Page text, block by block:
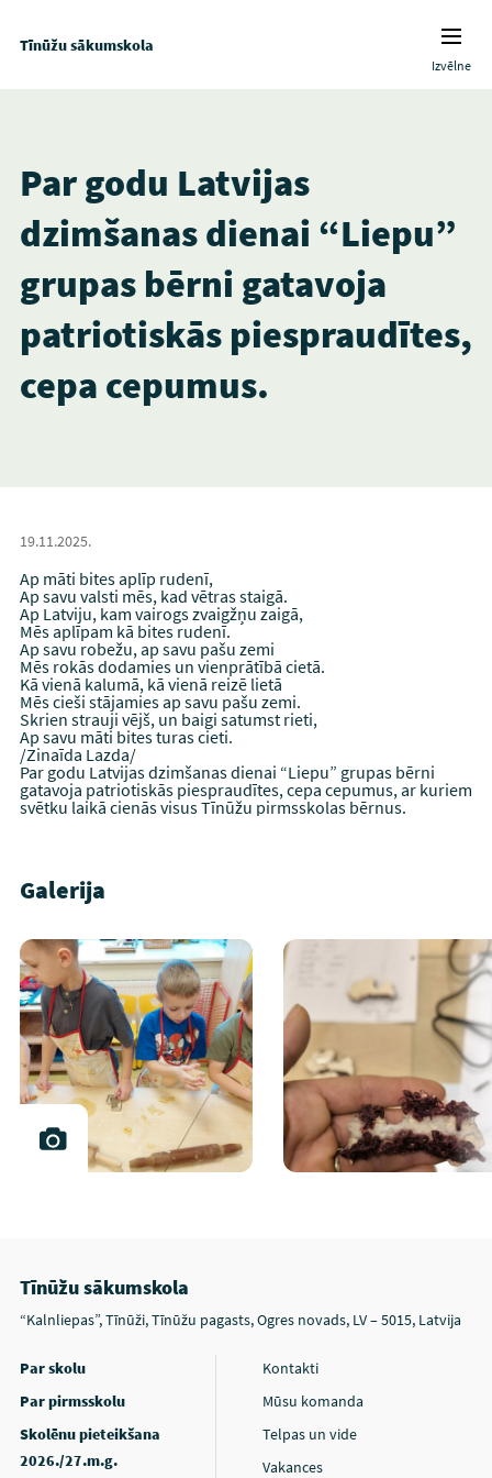
Tīnūžu sākumskola
Izvēlne
Par godu Latvijas
dzimšanas dienai “Liepu”
grupas bērni gatavoja
patriotiskās piespraudītes,
cepa cepumus.
19.11.2025.
Ap māti bites aplīp rudenī,
Ap savu valsti mēs, kad vētras staigā.
Ap Latviju, kam vairogs zvaigžņu zaigā,
Mēs aplīpam kā bites rudenī.
Ap savu robežu, ap savu pašu zemi
Mēs rokās dodamies un vienprātībā cietā.
Kā vienā kalumā, kā vienā reizē lietā
Mēs cieši stājamies ap savu pašu zemi.
Skrien strauji vējš, un baigi satumst rieti,
Ap savu māti bites turas cieti.
/Zinaīda Lazda/
Par godu Latvijas dzimšanas dienai “Liepu” grupas bērni
gatavoja patriotiskās piespraudītes, cepa cepumus, ar kuriem
svētku laikā cienās visus Tīnūžu pirmsskolas bērnus.
Galerija
Tīnūžu sākumskola
“Kalnliepas”, Tīnūži, Tīnūžu pagasts, Ogres novads, LV – 5015, Latvija
Par skolu
Par pirmsskolu
Skolēnu pieteikšana
2026./27.m.g.
Kontakti
Mūsu komanda
Telpas un vide
Vakances